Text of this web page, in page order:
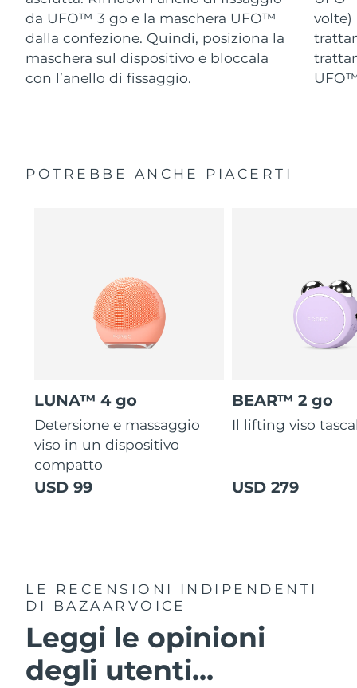
da UFO™ 3 go e la maschera UFO™
dalla confezione. Quindi, posiziona la
maschera sul dispositivo e bloccala
con l’anello di fissaggio.
volte)
POTREBBE ANCHE PIACERTI
LUNA™ 4 go
Detersione e massaggio
viso in un dispositivo
compatto
USD 99
BEAR™ 2 go
Il lifting viso
USD 279
LE RECENSIONI INDIPENDENTI
DI BAZAARVOICE
Leggi le opinioni
degli utenti...